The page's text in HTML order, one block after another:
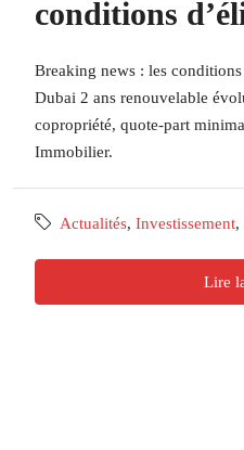
conditions
Breaking news : les
Dubai 2 ans renouvelable
copropriété, quote-part
Immobilier.
Actualités, Investissement,
Lire